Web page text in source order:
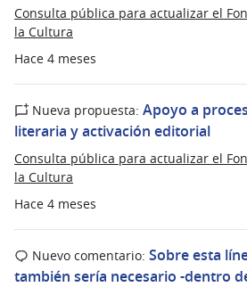
Hace 4 meses
Consulta pública para actualizar el
la Cultura
Hace 4 meses
Nueva propuesta: Apoyo a
literaria y activación editorial
Consulta pública para actualizar el
la Cultura
Nuevo comentario: Sobre esta
también sería necesario -dentro